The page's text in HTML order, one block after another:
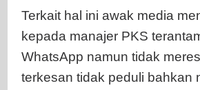
Terkait hal ini awak media
kepada manajer PKS
WhatsApp namun tidak
terkesan tidak peduli bahkan